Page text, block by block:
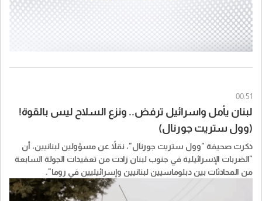
00:51
لبنان يأمل واسرائيل ترفض.. ونزع السلاح ليس بالقوة!
(وول ستريت جورنال)
ذكرت صحيفة "​وول ستريت جورنال​"، نقلاً عن مسؤولين ​لبنان​يين، أن
"الضربات الإسرائيلية في جنوب لبنان زادت من تعقيدات الجولة السابعة
من المحادثات بين دبلوماسيين لبنانيين وإسرائيليين في روما".